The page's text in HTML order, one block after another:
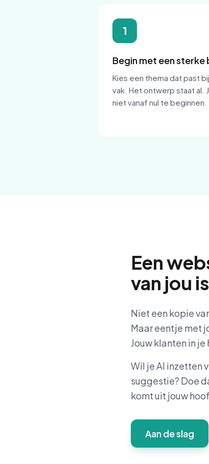
1
Begin met een sterke
Kies een thema dat past
vak. Het ontwerp staat al.
niet vanaf nul te beginnen.
Een
van jou is
Niet een kopie
Maar eentje met
Jouw klanten in je
Wil je AI inzetten
suggestie? Doe
komt uit jouw
Aan de slag